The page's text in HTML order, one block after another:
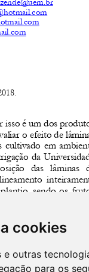
cookies
outras
para os